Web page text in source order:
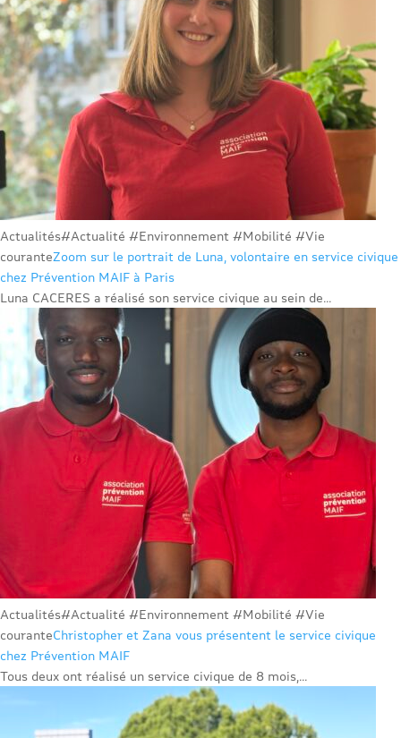
Actualités#Actualité #Environnement #Mobilité #Vie
couranteZoom sur le portrait de Luna, volontaire en service civique
chez Prévention MAIF à Paris
Luna CACERES a réalisé son service civique au sein de...
Actualités#Actualité #Environnement #Mobilité #Vie
couranteChristopher et Zana vous présentent le service civique
chez Prévention MAIF
Tous deux ont réalisé un service civique de 8 mois,...